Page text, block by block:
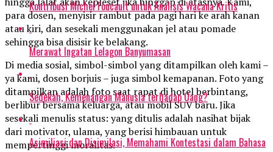
para dosen, menyisir rambut pada pagi hari ke arah kanan
atau kiri, dan sesekali menggunakan jel atau pomade
sehingga bisa disisir ke belakang.
Di media sosial, simbol-simbol yang ditampilkan oleh kami –
ya kami, dosen borjuis – juga simbol kemapanan. Foto yang
ditampilkan adalah foto saat rapat di hotel berbintang,
berlibur bersama keluarga, atau mobil SUV baru. Jika
sesekali menulis status: yang ditulis adalah nasihat bijak
dari motivator, ulama, yang berisi himbauan untuk
mempertinggi moralitas.
Kontribusi Michel Foucault untuk Analisis Wacana Kritis
Merawat Ingatan Lelagon Banyumasan
Sedekah, Kemenangan Manusia terhadap Uang?
Asimiliasi dan Disimilasi, Memahami Kontestasi dalam Bahasa